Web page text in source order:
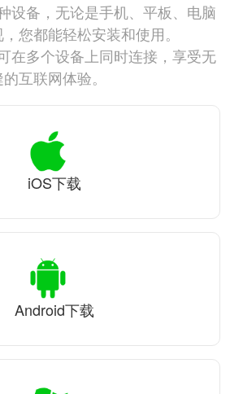
设备，无论是手机、平板、电脑
您都能轻松安装和使用。
在多个设备上同时连接，享受无
互联网体验。
iOS下载
Android下载